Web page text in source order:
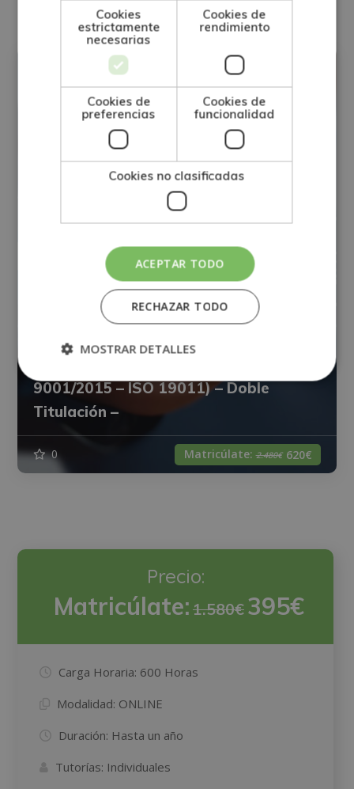
GESTIÓN DE CALIDAD
Máster en Gestión de Calidad +
9001/2015 – ISO 19011) – Doble
Titulación –
0 Matricúlate:2.480€ 620€
Precio:
Matricúlate:1.580€ 395€
Carga Horaria: 600 Horas
Modalidad: ONLINE
Duración: Hasta un año
Tutorías: Individuales
Cookies
estrictamente
necesarias
Cookies de
rendimiento
Cookies de
preferencias
Cookies de
funcionalidad
Cookies no clasificadas
ACEPTAR TODO
RECHAZAR TODO
MOSTRAR DETALLES